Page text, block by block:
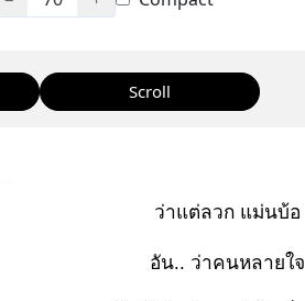
Scroll
ว่าแต่ลวก แม่นบ้อ
อัน.. ว่าคนหลายใจ